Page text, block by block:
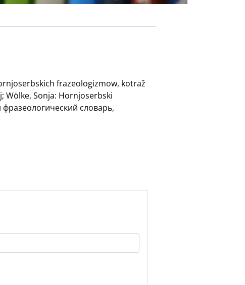
frazeologizmow, kotraž
Wölke, Sonja: Hornjoserbski
словарь,